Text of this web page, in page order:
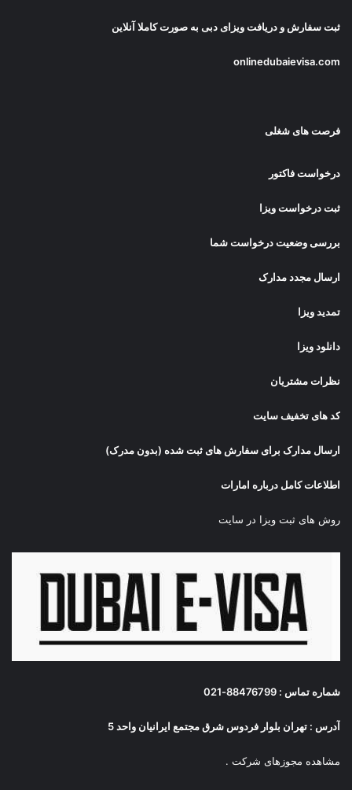
ثبت سفارش و دریافتویزای دبی به صورت کاملا آنلاین
onlinedubaievisa.com
فرصت های شغلی
درخواست فاکتور
ثبت درخواست ویزا
بررسی وضعیت درخواست شما
ارسال مجدد مدارک
تمدید ویزا
دانلود ویزا
نظرات مشتریان
کد های تخفیف سایت
ارسال مدارک برای سفارش های ثبت شده (بدون مدرک)
اطلاعات کامل درباره امارات
روش های ثبت ویزا در سایت
شماره تماس : 88476799-021
آدرس : تهران بلوار فردوس شرق مجتمع ایرانیان واحد 5
مشاهده مجوزهای شرکت .